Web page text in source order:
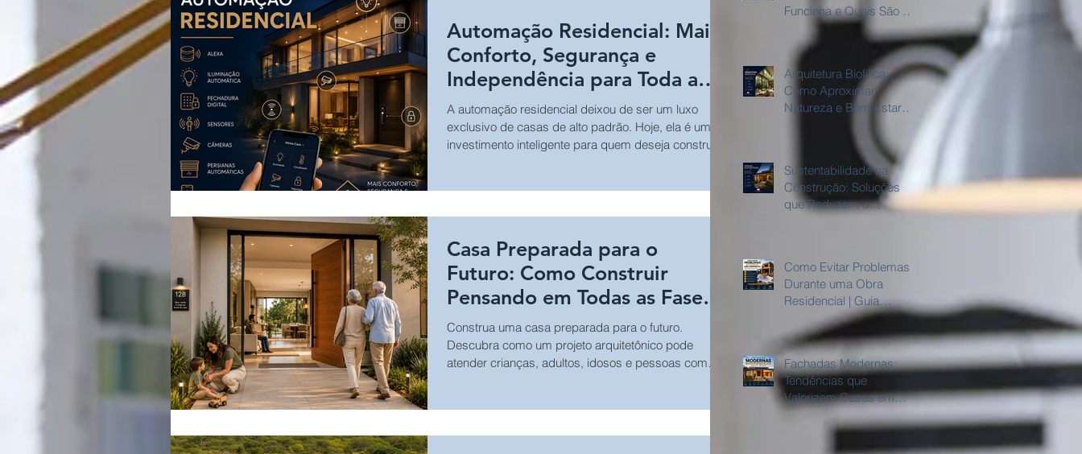
Automação Residencial: Mais
Conforto, Segurança e
Independência para Toda a
Família
A automação residencial deixou de ser um luxo
exclusivo de casas de alto padrão. Hoje, ela é um
investimento inteligente para quem deseja construir
persianas e diversos outros equipamentos,
idosos e pessoas com mobilidade reduzida.
Casa Preparada para o
Futuro: Como Construir
Pensando em Todas as Fases
da Vida
Construa uma casa preparada para o futuro.
Descubra como um projeto arquitetônico pode
atender crianças, adultos, idosos e pessoas com
Funciona e Quais São as
Vantagens.
Arquitetura Biofílica:
Como Aproximar
Natureza e Bem-Estar
Sustentabilidade na
Construção: Soluções
que Reduzem o
Como Evitar Problemas
Durante uma Obra
Residencial | Guia
Completo
Fachadas Modernas:
Tendências que
Valorizam Casas em
Brasília